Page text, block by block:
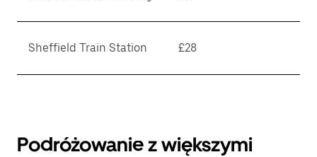
Sheffield Train Station £28
Podróżowanie z większymi